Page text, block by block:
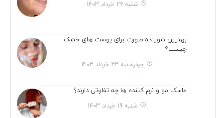
شنبه 26 خرداد 1403
بهترین شوینده صورت برای پوست های خشک
چیست؟
چهارشنبه 23 خرداد 1403
ماسک مو و نرم کننده ها چه تفاوتی دارند؟
شنبه 19 خرداد 1403